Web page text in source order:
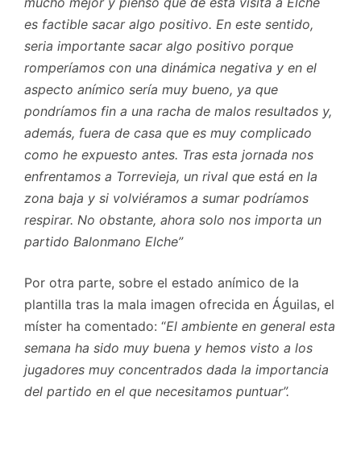
es factible sacar algo positivo. En este sentido,
seria importante sacar algo positivo porque
romperíamos con una dinámica negativa y en el
aspecto anímico sería muy bueno, ya que
pondríamos fin a una racha de malos resultados y,
además, fuera de casa que es muy complicado
como he expuesto antes. Tras esta jornada nos
enfrentamos a Torrevieja, un rival que está en la
zona baja y si volviéramos a sumar podríamos
respirar. No obstante, ahora solo nos importa un
partido Balonmano Elche”
Por otra parte, sobre el estado anímico de la
plantilla tras la mala imagen ofrecida en Águilas, el
míster ha comentado: “El ambiente en general esta
semana ha sido muy buena y hemos visto a los
jugadores muy concentrados dada la importancia
del partido en el que necesitamos puntuar”.